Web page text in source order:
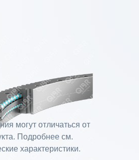
могут отличаться от
Подробнее см.
характеристики.